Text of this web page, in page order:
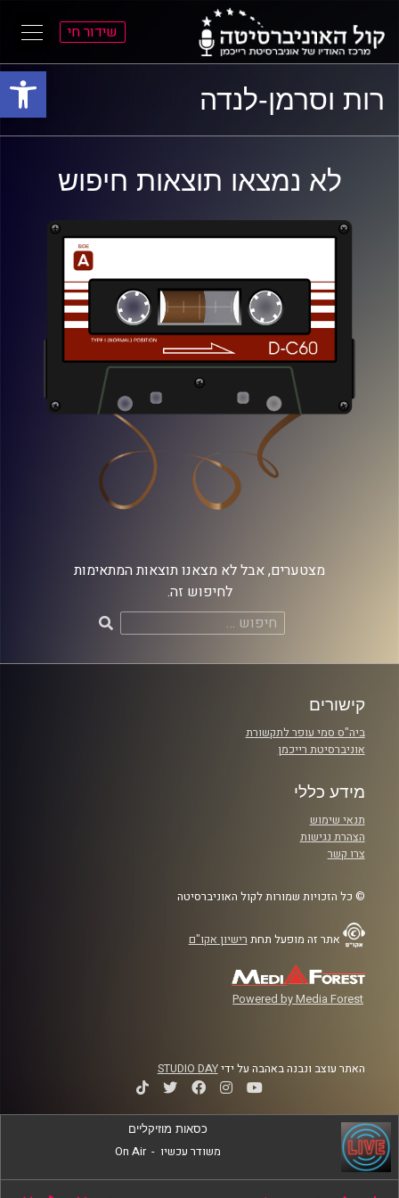
פתח
התפריט
הראשי
התוכן
הראשי
שידור חי
רות וסרמן-לנדה
לא נמצאו תוצאות חיפוש
מצטערים, אבל לא מצאנו תוצאות המתאימות
לחיפוש זה.
חיפוש:
קישורים
ביה"ס סמי עופר לתקשורת
אוניברסיטת רייכמן
מידע כללי
תנאי שימוש
הצהרת נגישות
צרו קשר
© כל הזכויות שמורות לקול האוניברסיטה
אתר זה מופעל תחת רישיון אקו"ם
Powered by Media Forest
האתר עוצב ונבנה באהבה על ידיSTUDIO DAY
כסאות מוזיקליים
משודר עכשיו -
On Air